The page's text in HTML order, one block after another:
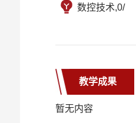
数控技术,0/
教学成果
暂无内容